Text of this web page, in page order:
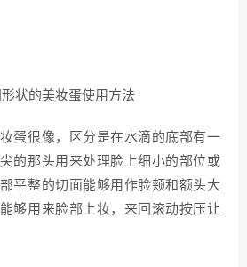
蛋很像，区分是在水滴的底部有一
的那头用来处理脸上细小的部位或
平整的切面能够用作脸颊和额头大
够用来脸部上妆，来回滚动按压让